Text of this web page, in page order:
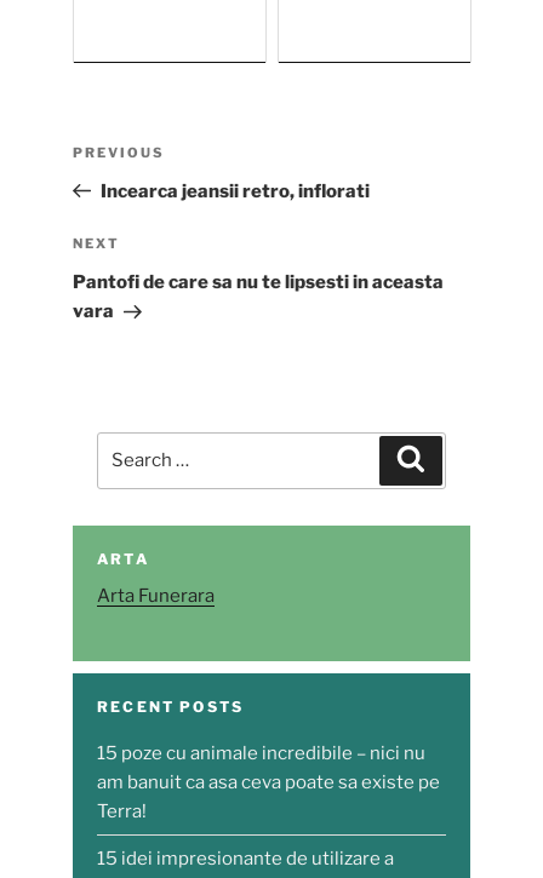
Previous
Post
PREVIOUS
Incearca jeansii retro, inflorati
Next
Post
NEXT
Pantofi de care sa nu te lipsesti in aceasta
vara
ARTA
Arta Funerara
RECENT POSTS
15 poze cu animale incredibile – nici nu
am banuit ca asa ceva poate sa existe pe
Terra!
15 idei impresionante de utilizare a